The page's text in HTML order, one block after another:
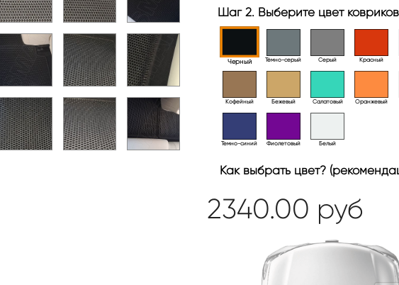
Шаг 2. Выберите цвет
Черный Тёмно-серый Серый Красный
Кофейный Бежевый Салатовый Оранжевый
Темно-синий Фиолетовый Белый
Как выбрать цвет?
2340.00 руб